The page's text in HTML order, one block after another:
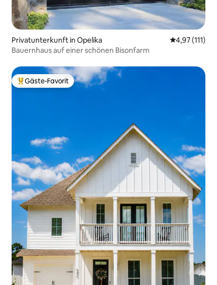
Privatunterkunft in Opelika
4,97 (111)
Bauernhaus auf einer schönen Bisonfarm
Beliebter Gäste-Favorit.
Gäste-Favorit